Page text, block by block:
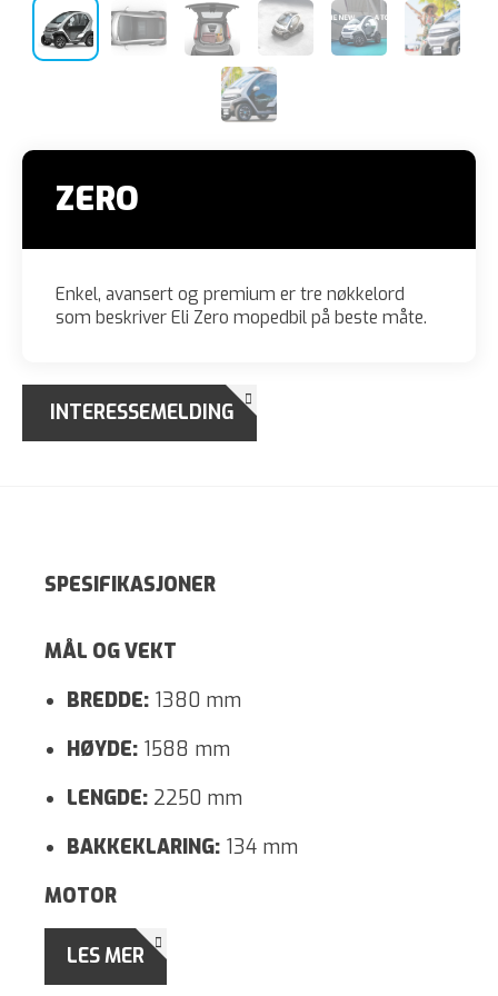
ZERO
Enkel, avansert og premium er tre nøkkelord
som beskriver Eli Zero mopedbil på beste måte.
INTERESSEMELDING
SPESIFIKASJONER
MÅL OG VEKT
BREDDE: 1380 mm
HØYDE: 1588 mm
LENGDE: 2250 mm
BAKKEKLARING: 134 mm
MOTOR
EFFEKT: 4
LES MER